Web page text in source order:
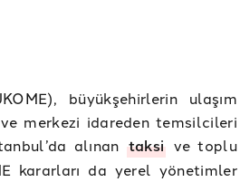
büyükşehirlerin ulaşım
merkezi idareden temsilcileri
alınan taksi ve toplu
kararları da yerel yönetimler